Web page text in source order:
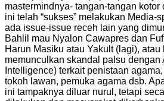
mastermindnya- tangan-tangan
ini telah “sukses” melakukan Media-
ada issue-issue receh lain yang
Bahlil mau Nyalon Cawapres dan
Harun Masiku atau Yakult (lagi),
memunculkan skandal palsu dengan
Intelligence) terkait penistaan
tokoh lawan, pemuka agama dsb.
ini tampaknya diluar nurul, tetapi